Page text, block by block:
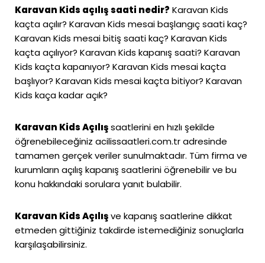
Karavan Kids açılış saati nedir? Karavan Kids
kaçta açılır? Karavan Kids mesai başlangıç saati kaç?
Karavan Kids mesai bitiş saati kaç? Karavan Kids
kaçta açılıyor? Karavan Kids kapanış saati? Karavan
Kids kaçta kapanıyor? Karavan Kids mesai kaçta
başlıyor? Karavan Kids mesai kaçta bitiyor? Karavan
Kids kaça kadar açık?
Karavan Kids Açılışsaatlerini en hızlı şekilde
öğrenebileceğiniz acilissaatleri.com.tradresinde
tamamen gerçek veriler sunulmaktadır. Tüm firma ve
kurumların açılış kapanış saatlerini öğrenebilir ve bu
konu hakkındaki sorulara yanıt bulabilir.
Karavan Kids Açılışve kapanış saatlerine dikkat
etmeden gittiğiniz takdirde istemediğiniz sonuçlarla
karşılaşabilirsiniz.